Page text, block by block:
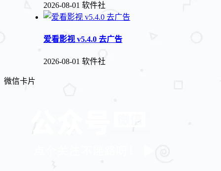
2026-08-01 软件社
爱看影视 v5.4.0 去广告
2026-08-01 软件社
微信卡片